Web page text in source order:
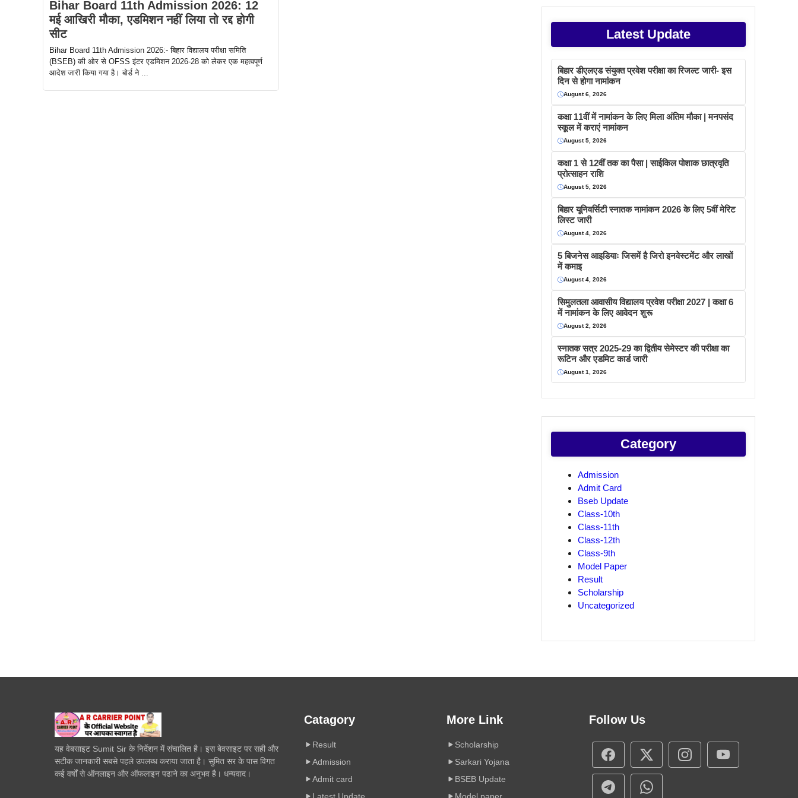
Bihar Board 11th Admission 2026: 12
मई आखिरी मौका, एडमिशन नहीं लिया तो रद्द होगी
सीट
Bihar Board 11th Admission 2026:- बिहार विद्यालय परीक्षा समिति
(BSEB) की ओर से OFSS इंटर एडमिशन 2026-28 को लेकर एक महत्वपूर्ण
आदेश जारी किया गया है। बोर्ड ने ...
Latest Update
बिहार डीएलएड संयुक्त प्रवेश परीक्षा का रिजल्ट जारी- इस
दिन से होगा नामांकन
August 6, 2026
कक्षा 11वीं में नामांकन के लिए मिला अंतिम मौका | मनपसंद
स्कूल में कराएं नामांकन
August 5, 2026
कक्षा 1 से 12वीं तक का पैसा | साईकिल पोशाक छात्रवृति
प्रोत्साहन राशि
August 5, 2026
बिहार यूनिवर्सिटी स्नातक नामांकन 2026 के लिए 5वीं मेरिट
लिस्ट जारी
August 4, 2026
5 बिजनेस आइडियाः जिसमें है जिरो इनवेस्टमेंट और लाखों
में कमाइ
August 4, 2026
सिमुलतला आवासीय विद्यालय प्रवेश परीक्षा 2027 | कक्षा 6
में नामांकन के लिए आवेदन शुरू
August 2, 2026
स्नातक सत्र 2025-29 का द्वितीय सेमेस्टर की परीक्षा का
रूटिन और एडमिट कार्ड जारी
August 1, 2026
Category
Admission
Admit Card
Bseb Update
Class-10th
Class-11th
Class-12th
Class-9th
Model Paper
Result
Scholarship
Uncategorized
यह वेबसाइट Sumit Sir के निर्देशन में संचालित है। इस बेवसाइट पर सही और
सटीक जानकारी सबसे पहले उपलब्ध कराया जाता है। सुमित सर के पास विगत
कई वर्षों से ऑनलाइन और ऑफलाइन पढाने का अनुभव है। धन्यवाद।
Catagory
Result
Admission
Admit card
Latest Update
More Link
Scholarship
Sarkari Yojana
BSEB Update
Model paper
Follow Us